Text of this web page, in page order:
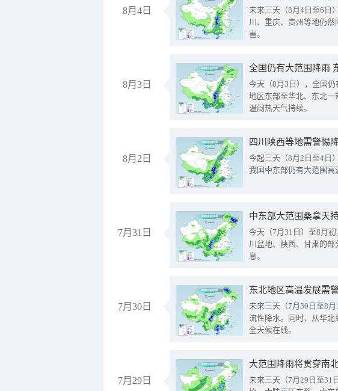
8月4日
未来三天（8月4日至6日
川、重庆、贵州等地仍
害。
8月3日
全国仍有大范围降雨
今天（8月3日），全国
地区东部至华北、东北
温闷热天气持续。
8月2日
今起三天（8月2日至4日
我国中东部仍有大范围高
7月31日
中东部大范围桑拿天
今天（7月31日）至8月
川盆地、陕西、甘肃的
息。
7月30日
东北地区高温发展需
未来三天（7月30日至8
流性降水。同时，从华
全天候在线。
7月29日
大范围降雨将贯穿南
未来三天（7月29日至31